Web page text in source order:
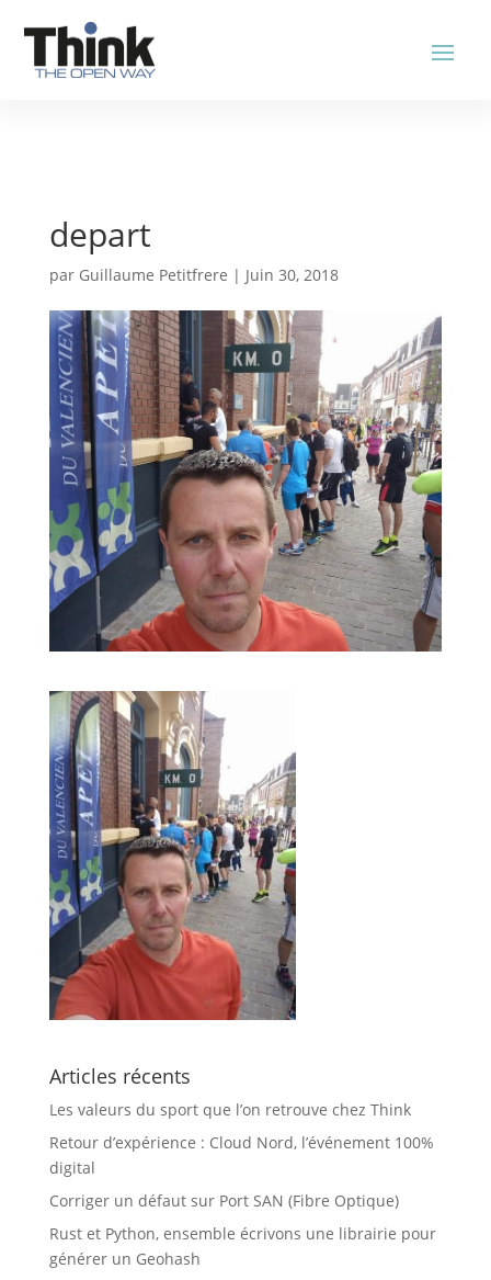
depart
par Guillaume Petitfrere | Juin 30, 2018
Articles récents
Les valeurs du sport que l’on retrouve chez Think
Retour d’expérience : Cloud Nord, l’événement 100%
digital
Corriger un défaut sur Port SAN (Fibre Optique)
Rust et Python, ensemble écrivons une librairie pour
générer un Geohash